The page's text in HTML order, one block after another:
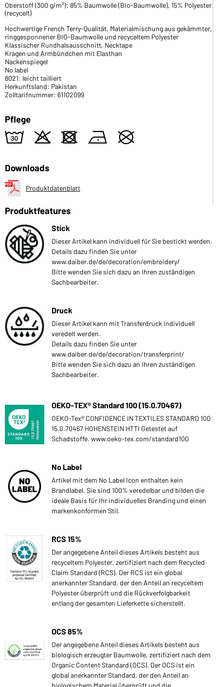
Oberstoff (300 g/m²): 85% Baumwolle (Bio-Baumwolle), 15% Polyester
(recycelt)
Hochwertige French Terry-Qualität, Materialmischung aus gekämmter,
ringgesponnener BIO-Baumwolle und recyceltem Polyester
Klassischer Rundhalsausschnitt, Necktape
Kragen und Armbündchen mit Elasthan
Nackenspiegel
No label
8021: leicht tailliert
Herkunftsland: Pakistan
Zolltarifnummer: 61102099
Pflege
w o d n U
Downloads
Produktdatenblatt
Produktfeatures
Stick
Dieser Artikel kann individuell für Sie bestickt werden.
Details dazu finden Sie unter
www.daiber.de/de/decoration/embroidery/
Bitte wenden Sie sich dazu an Ihren zuständigen
Sachbearbeiter.
Druck
Dieser Artikel kann mit Transferdruck individuell
veredelt werden.
Details dazu finden Sie unter
www.daiber.de/de/decoration/transferprint/
Bitte wenden Sie sich dazu an Ihren zuständigen
Sachbearbeiter.
OEKO-TEX® Standard 100 (15.0.70467)
OEKO-Tex® CONFIDENCE IN TEXTILES STANDARD 100
15.0.70467 HOHENSTEIN HTTI Getestet auf
Schadstoffe. www.oeko-tex.com/standard100
No Label
Artikel mit dem No Label Icon enthalten kein
Brandlabel. Sie sind 100% veredelbar und bilden die
ideale Basis für Ihr individuelles Branding und einen
markenkonformen Stil.
RCS 15%
Der angegebene Anteil dieses Artikels besteht aus
recyceltem Polyester, zertifiziert nach dem Recycled
Claim Standard (RCS). Der RCS ist ein global
anerkannter Standard, der den Anteil an recyceltem
Polyester überprüft und die Rückverfolgbarkeit
entlang der gesamten Lieferkette sicherstellt.
OCS 85%
Der angegebene Anteil dieses Artikels besteht aus
biologisch erzeugter Baumwolle, zertifiziert nach dem
Organic Content Standard (OCS). Der OCS ist ein
global anerkannter Standard, der den Anteil an
biologischem Material überprüft und die